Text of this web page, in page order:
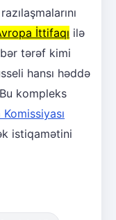
İttifaqı ilə
tərəf kimi
hansı həddə
kompleks
istiqamətini